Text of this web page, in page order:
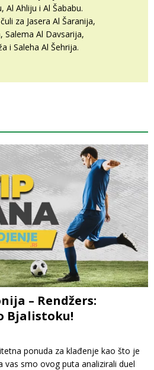
Al Ahliju i Al Šababu.
za Jasera Al Šaranija,
Salema Al Davsarija,
i Saleha Al Šehrija.
– Rendžers:
Bjalistoku!
ponuda za klađenje kao što je
smo ovog puta analizirali duel